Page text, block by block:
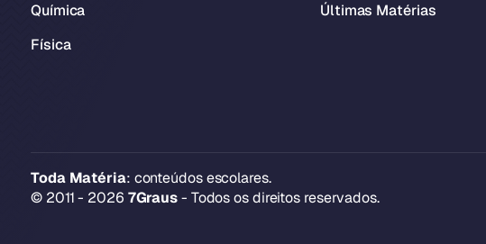
Química
Física
Últimas Matérias
Toda Matéria: conteúdos escolares.
© 2011 - 2026 7Graus- Todos os direitos reservados.